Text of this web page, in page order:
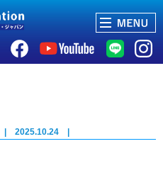
| 2025.10.24 |